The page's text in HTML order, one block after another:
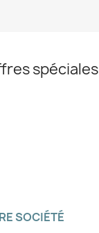
spéciales
SOCIÉTÉ